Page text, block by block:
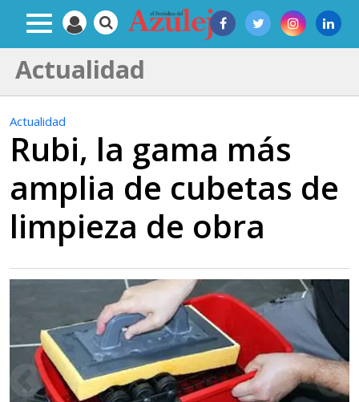
Actualidad
Actualidad
Rubi, la gama más
amplia de cubetas de
limpieza de obra